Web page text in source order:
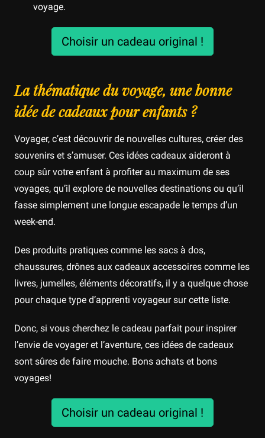
voyage.
Choisir un cadeau original !
La thématique du voyage, une bonne
idée de cadeaux pour enfants ?
Voyager, c’est découvrir de nouvelles cultures, créer des
souvenirs et s’amuser. Ces idées cadeaux aideront à
coup sûr votre enfant à profiter au maximum de ses
voyages, qu’il explore de nouvelles destinations ou qu’il
fasse simplement une longue escapade le temps d’un
week-end.
Des produits pratiques comme les sacs à dos,
chaussures, drônes aux cadeaux accessoires comme les
livres, jumelles, éléments décoratifs, il y a quelque chose
pour chaque type d’apprenti voyageur sur cette liste.
Donc, si vous cherchez le cadeau parfait pour inspirer
l’envie de voyager et l’aventure, ces idées de cadeaux
sont sûres de faire mouche. Bons achats et bons
voyages!
Choisir un cadeau original !